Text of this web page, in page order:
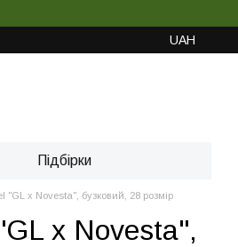
UAH
Підбірки
"GL x Novesta", бузковий, 28 розмір
x Novesta",